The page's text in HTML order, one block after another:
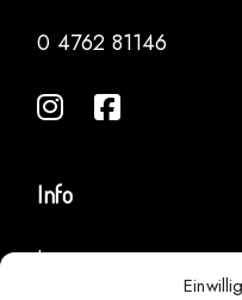
0 4762 81146
Info
Impressum